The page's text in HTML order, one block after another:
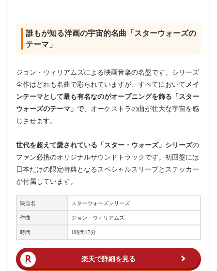
誰もが知る洋画の宇宙的名曲「スターウォーズの
テーマ」
ジョン・ウィリアムズによる映画音楽の名盤です。シリーズ
全作はどれも名曲で彩られていますが、すべてにおいてメイ
ンテーマとして最も有名なのがオープニングを飾る「スター
ウォーズのテーマ」で、オーケストラの曲が壮大な宇宙を感
じさせます。
世代を超えて愛されている「スター・ウォーズ」シリーズの
ファン必携のオリジナルサウンドトラックです。初回盤には
日本だけの限定特典となるスペシャルスリーブとステッカー
が付属しています。
映画名 スターウォーズシリーズ
作曲 ジョン・ウィリアムズ
時間 1時間17分
楽天で詳細を見る